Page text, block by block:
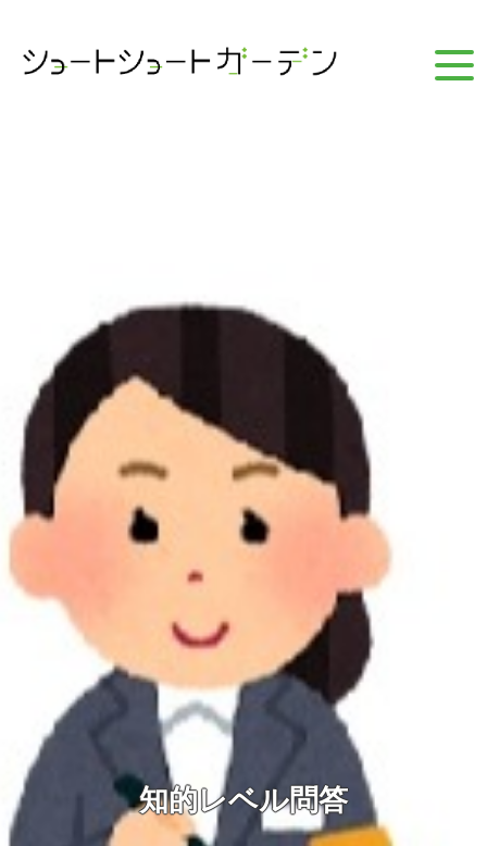
知的レベル問答